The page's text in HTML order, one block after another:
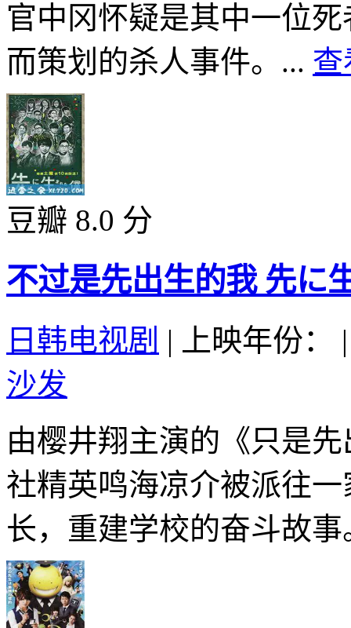
官中冈怀疑是其中一位
而策划的杀人事件。... 查
豆瓣 8.0 分
不过是先出生的我 先に
日韩电视剧 | 上映年份：
|
沙发
由樱井翔主演的《只是
社精英鸣海凉介被派往
长，重建学校的奋斗故